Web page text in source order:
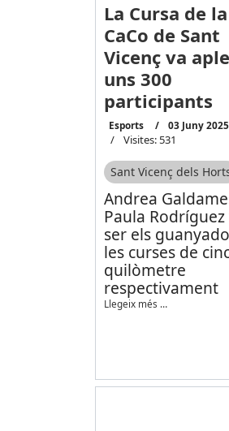
La Cursa de
CaCo de Sant
Vicenç va
uns 300
participants
Esports 03 Juny 2025
Visites: 531
Sant Vicenç dels
Andrea
Paula Rodríguez
ser els
les curses de
quilòmetre
respectivament
Llegeix més …